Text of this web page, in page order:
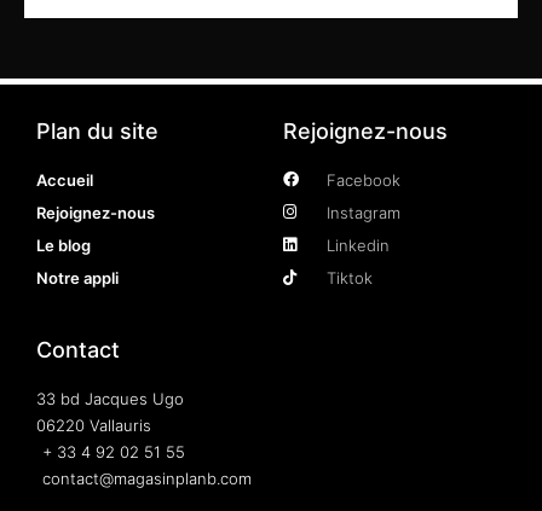
Plan du site
Accueil
Rejoignez-nous
Le blog
Notre appli
Rejoignez-nous
Facebook
Instagram
Linkedin
Tiktok
Contact
33 bd Jacques Ugo
06220 Vallauris
+ 33 4 92 02 51 55
contact@magasinplanb.com